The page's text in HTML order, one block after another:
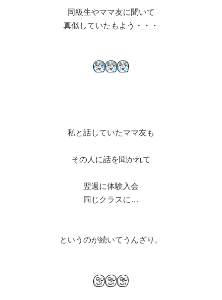
同級生やママ友に聞いて
真似していたもよう・・・
私と話していたママ友も
その人に話を聞かれて
翌週に体験入会
同じクラスに…
というのが続いてうんざり。